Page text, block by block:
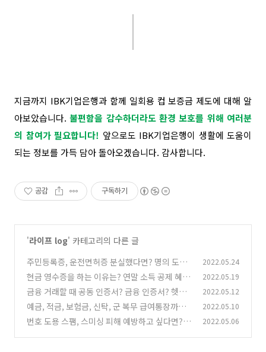
지금까지 IBK기업은행과 함께 일회용 컵 보증금 제도에 대해 알
아보았습니다. 불편함을 감수하더라도 환경 보호를 위해 여러분
의 참여가 필요합니다! 앞으로도 IBK기업은행이 생활에 도움이
되는 정보를 가득 담아 돌아오겠습니다. 감사합니다.
공감 구독하기
'라이프 log' 카테고리의 다른 글
주민등록증, 운전면허증 분실했다면? 명의 도용,
금융 피해 줄이는 3가지 예방법
(0)
2022.05.24
현금 영수증을 하는 이유는? 연말 소득 공제 혜택
부터 자진 발급 방법까지 총정리!
(0)
2022.05.19
금융 거래할 때 공동 인증서? 금융 인증서? 헷갈
리는 인증서 차이점 알아보기
(0)
2022.05.12
예금, 적금, 보험금, 신탁, 군 복무 급여통장까지
혹시 모를 <숨은 금융자산 찾는 방법>
(0)
2022.05.10
번호 도용 스팸, 스미싱 피해 예방하고 싶다면? <
2022.05.06